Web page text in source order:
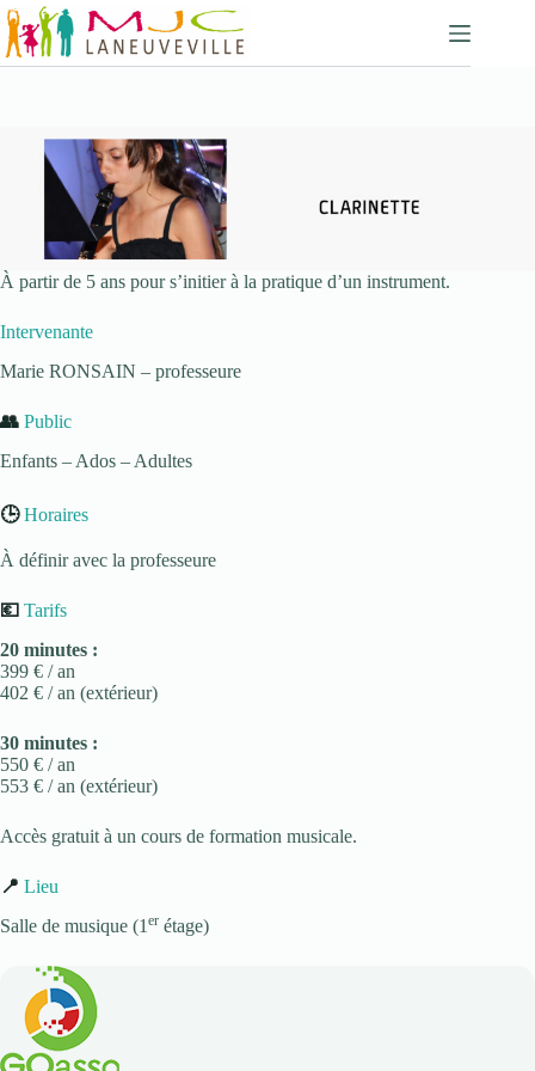
Passer
au
contenu
À partir de 5 ans pour s’initier à la pratique d’un instrument.
Intervenante
Marie RONSAIN – professeure
👥 Public
Enfants – Ados – Adultes
🕒 Horaires
À définir avec la professeure
💶 Tarifs
20 minutes :
399 € / an
402 € / an (extérieur)
30 minutes :
550 € / an
553 € / an (extérieur)
Accès gratuit à un cours de formation musicale.
📍 Lieu
Salle de musique (1 er étage)